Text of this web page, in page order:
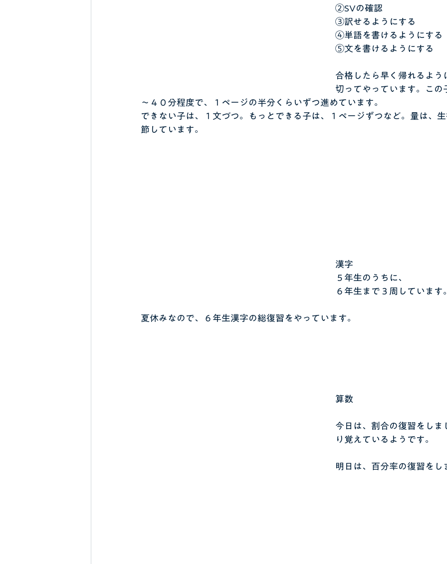
②SVの確認
③訳せるようにする
④単語を書けるようにする
⑤文を書けるようにする
合格したら早く帰れるよう
切ってやっています。この
～４０分程度で、１ページの半分くらいずつ進めています。
できない子は、１文づつ。もっとできる子は、１ページずつなど。量は、
節しています。
漢字
５年生のうちに、
６年生まで３周しています
夏休みなので、６年生漢字の総復習をやっています。
算数
今日は、割合の復習をしま
り覚えているようです。
明日は、百分率の復習をし